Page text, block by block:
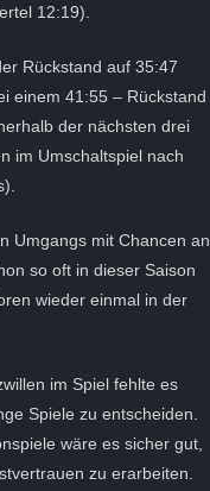
12:19).
Rückstand auf 35:47
einem 41:55 – Rückstand
der nächsten drei
im Umschaltspiel nach
Umgangs mit Chancen an
so oft in dieser Saison
wieder einmal in der
im Spiel fehlte es
Spiele zu entscheiden.
wäre es sicher gut,
zu erarbeiten.